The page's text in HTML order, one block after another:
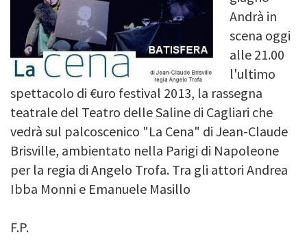
Andrà in
scena oggi
alle 21.00
l'ultimo
spettacolo di €uro festival 2013, la rassegna
teatrale del Teatro delle Saline di Cagliari che
vedrà sul palcoscenico "La Cena" di Jean-Claude
Brisville, ambientato nella Parigi di Napoleone
per la regia di Angelo Trofa. Tra gli attori Andrea
Ibba Monni e Emanuele Masillo
F.P.